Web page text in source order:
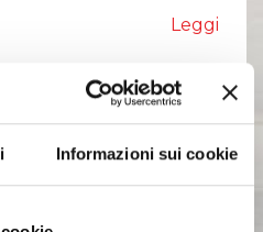
Informazioni sui cookie
Leggi
deposito della
semestrale
sul quotidiano